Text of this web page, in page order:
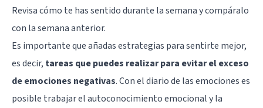
Revisa cómo te has sentido durante la semana y compáralo
con la semana anterior.
Es importante que añadas estrategias para sentirte mejor,
es decir, tareas que puedes realizar para evitar el exceso
de emociones negativas. Con el diario de las emociones es
posible trabajar el autoconocimiento emocional y la